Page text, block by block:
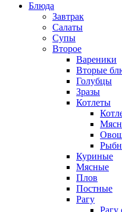
Блюда
Завтрак
Салаты
Супы
Второе
Вареники
Вторые
Голубцы
Зразы
Котлеты
Куриные
Мясные
Плов
Постные
Рагу
Рагу